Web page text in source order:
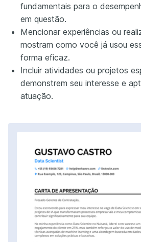
fundamentais para o
em questão.
Mencionar experiências ou
mostram como você já usou
forma eficaz.
Incluir atividades ou projetos
demonstrem seu interesse e
atuação.